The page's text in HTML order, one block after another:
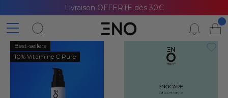
Best-sellers
10% Vitamine C Pure
Livraison OFFERTE dès 30€